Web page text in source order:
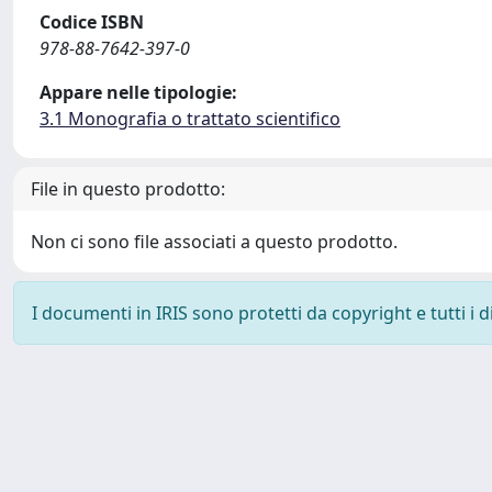
Codice ISBN
978-88-7642-397-0
Appare nelle tipologie:
3.1 Monografia o trattato scientifico
File in questo prodotto:
Non ci sono file associati a questo prodotto.
I documenti in IRIS sono protetti da copyright e tutti i